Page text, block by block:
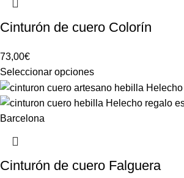
Cinturón de cuero Colorín
73,00€
Seleccionar opciones
Cinturón de cuero Falguera